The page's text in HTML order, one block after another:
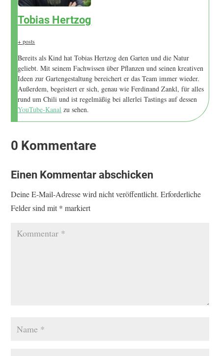
Tobias Hertzog
+ posts
Bereits als Kind hat Tobias Hertzog den Garten und die Natur
geliebt. Mit seinem Fachwissen über Pflanzen und seinen kreativen
Ideen zur Gartengestaltung bereichert er das Team immer wieder.
Außerdem, begeistert er sich, genau wie Ferdinand Zankl, für alles
rund um Chili und ist regelmäßig bei allerlei Tastings auf dessen
YouTube-Kanal zu sehen.
0 Kommentare
Einen Kommentar abschicken
Deine E-Mail-Adresse wird nicht veröffentlicht. Erforderliche
Felder sind mit* markiert